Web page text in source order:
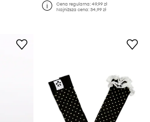
Cena regularna:49,99 zł
Najniższa cena:34,99 zł